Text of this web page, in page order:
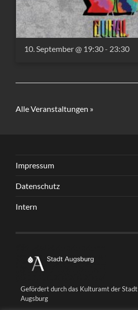
10. September @ 19:30- 23:30
Alle Veranstaltungen »
Impressum
Datenschutz
Intern
Gefördert durch das Kulturamt der Stadt
Augsburg